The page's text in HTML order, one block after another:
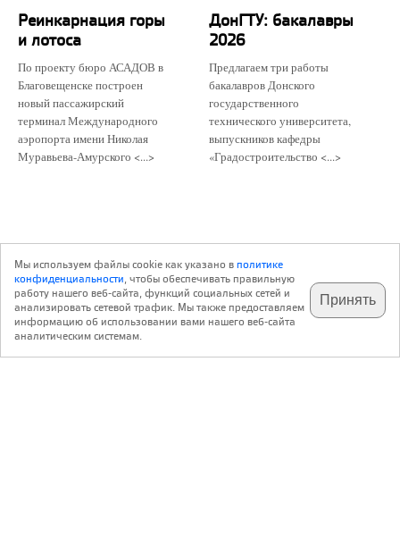
Реинкарнация горы
и лотоса
По проекту бюро АСАДОВ в
Благовещенске построен
новый пассажирский
терминал Международного
аэропорта имени Николая
Муравьева-Амурского <...>
ДонГТУ: бакалавры
2026
Предлагаем три работы
бакалавров Донского
государственного
технического университета,
выпускников кафедры
«Градостроительство <...>
подпишитесь на наш
телеграм @archi_ru
✕
Мы используем файлы cookie как указано вполитике
конфиденциальности, чтобы обеспечивать правильную
работу нашего веб-сайта, функций социальных сетей и
анализировать сетевой трафик. Мы также предоставляем
информацию об использовании вами нашего веб-сайта
аналитическим системам.
Принять